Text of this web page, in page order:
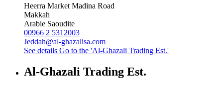
Heerra Market Madina Road
Makkah
Arabie Saoudite
00966 2 5312003
Jeddah@al-ghazalisa.com
See details Go to the 'Al-Ghazali Trading Est.'
Al-Ghazali Trading Est.